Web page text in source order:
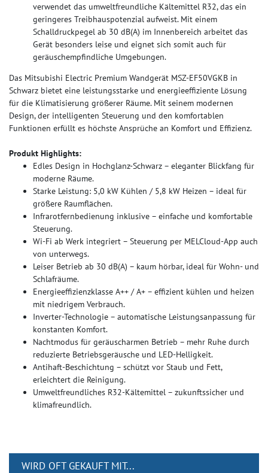
verwendet das umweltfreundliche Kältemittel R32, das ein
geringeres Treibhauspotenzial aufweist. Mit einem
Schalldruckpegel ab 30 dB(A) im Innenbereich arbeitet das
Gerät besonders leise und eignet sich somit auch für
geräuschempfindliche Umgebungen.
Das Mitsubishi Electric Premium Wandgerät MSZ-EF50VGKB in
Schwarz bietet eine leistungsstarke und energieeffiziente Lösung
für die Klimatisierung größerer Räume. Mit seinem modernen
Design, der intelligenten Steuerung und den komfortablen
Funktionen erfüllt es höchste Ansprüche an Komfort und Effizienz.​​
Produkt Highlights:
Edles Design in Hochglanz-Schwarz – eleganter Blickfang für
moderne Räume.
Starke Leistung: 5,0 kW Kühlen / 5,8 kW Heizen – ideal für
größere Raumflächen.
Infrarotfernbedienung inklusive – einfache und komfortable
Steuerung.
Wi-Fi ab Werk integriert – Steuerung per MELCloud-App auch
von unterwegs.
Leiser Betrieb ab 30 dB(A) – kaum hörbar, ideal für Wohn- und
Schlafräume.
Energieeffizienzklasse A++ / A+ – effizient kühlen und heizen
mit niedrigem Verbrauch.
Inverter-Technologie – automatische Leistungsanpassung für
konstanten Komfort.
Nachtmodus für geräuscharmen Betrieb – mehr Ruhe durch
reduzierte Betriebsgeräusche und LED-Helligkeit.
Antihaft-Beschichtung – schützt vor Staub und Fett,
erleichtert die Reinigung.
Umweltfreundliches R32-Kältemittel – zukunftssicher und
klimafreundlich.
WIRD OFT GEKAUFT MIT...